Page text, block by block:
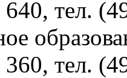
640, тел.
360, тел.